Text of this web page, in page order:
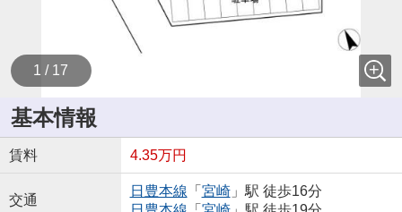
1 / 17
基本情報
賃料 4.35万円
交通
日豊本線 「 宮崎」駅 徒歩16分